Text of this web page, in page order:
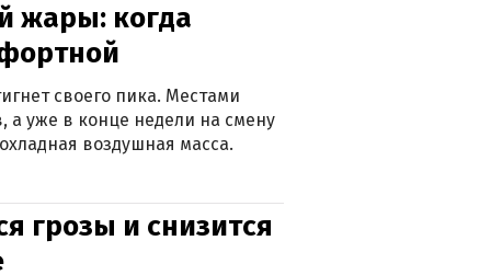
жары: когда
своего пика. Местами
а уже в конце недели на смену
воздушная масса.
грозы и снизится